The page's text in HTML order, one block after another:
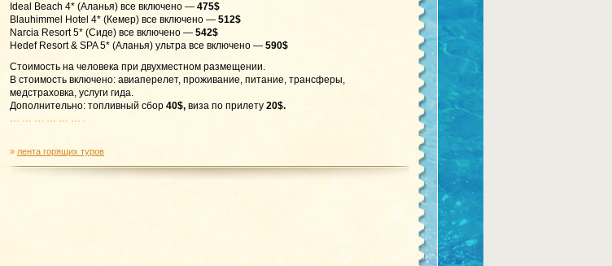
Ideal Beach 4* (Аланья) все включено — 475$
Blauhimmel Hotel 4* (Кемер) все включено — 512$
Narcia Resort 5* (Сиде) все включено — 542$
Hedef Resort & SPA 5* (Аланья) ультра все включено — 590$
Стоимость на человека при двухместном размещении.
В стоимость включено: авиаперелет, проживание, питание, трансферы,
медстраховка, услуги гида.
Дополнительно: топливный сбор 40$, виза по прилету 20$.
… … … … … … .
» лента горящих туров